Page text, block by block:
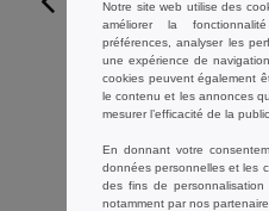
Finden & Hales
7,80 €
Notre site web utilise des
améliorer la
préférences, analyser les
une expérience de
cookies peuvent également
le contenu et les annonces
mesurer l’efficacité de la
En donnant votre
données personnelles et les
des fins de
notamment par nos